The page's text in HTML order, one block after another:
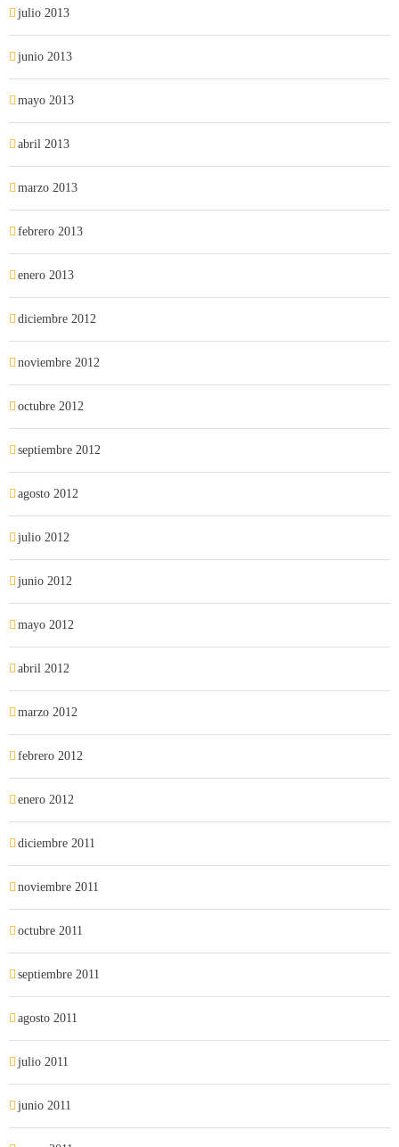
julio 2013
junio 2013
mayo 2013
abril 2013
marzo 2013
febrero 2013
enero 2013
diciembre 2012
noviembre 2012
octubre 2012
septiembre 2012
agosto 2012
julio 2012
junio 2012
mayo 2012
abril 2012
marzo 2012
febrero 2012
enero 2012
diciembre 2011
noviembre 2011
octubre 2011
septiembre 2011
agosto 2011
julio 2011
junio 2011